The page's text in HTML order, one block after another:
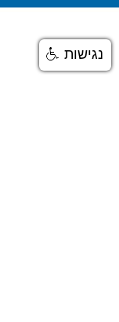
נגישות